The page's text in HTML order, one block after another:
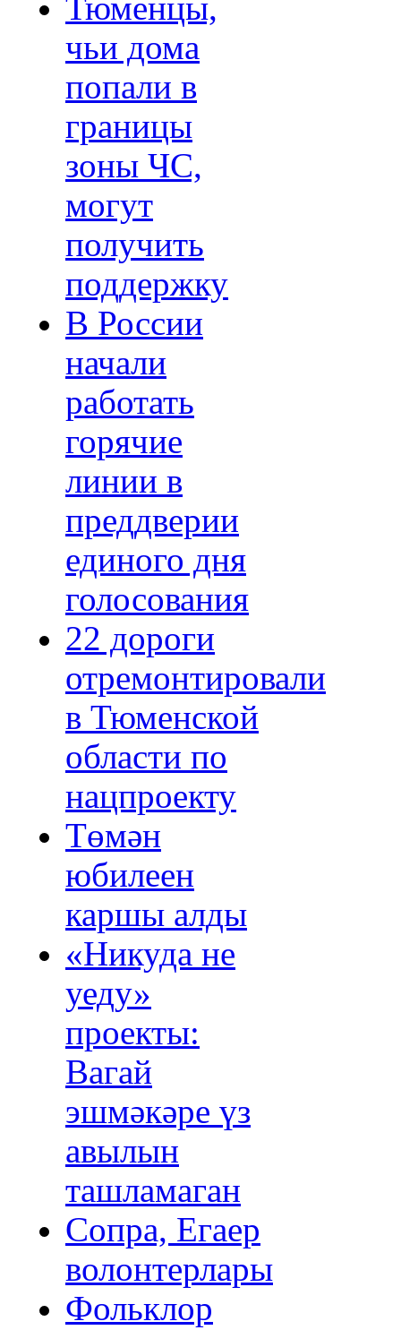
Тюменцы,
чьи дома
попали в
границы
зоны ЧС,
могут
получить
поддержку
В России
начали
работать
горячие
линии в
преддверии
единого дня
голосования
22 дороги
отремонтировали
в Тюменской
области по
нацпроекту
Төмән
юбилеен
каршы алды
«Никуда не
уеду»
проекты:
Вагай
эшмәкәре үз
авылын
ташламаган
Сопра, Егаер
волонтерлары
Фольклор